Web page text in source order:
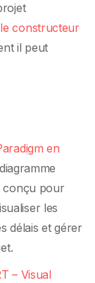
constructeur
il peut
en
conçu pour
les
délais et gérer
– Visual